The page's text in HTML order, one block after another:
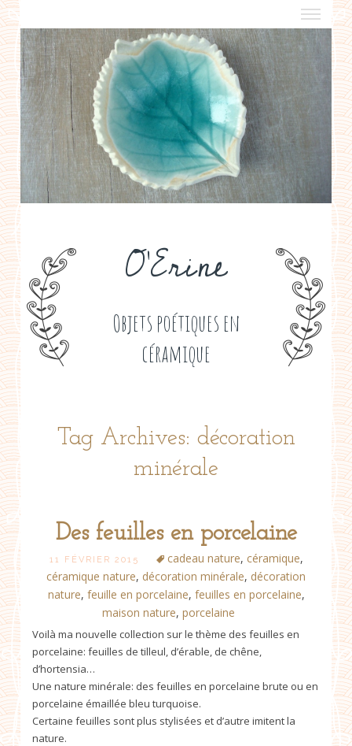
O'Erine
Objets poétiques en
céramique
a propos
boutiques de créateurs
contact
politique de confidentialité
Tag Archives: décoration
minérale
Des feuilles en porcelaine
11 FÉVRIER 2015 cadeau nature, céramique,
céramique nature, décoration minérale, décoration
nature, feuille en porcelaine, feuilles en porcelaine,
maison nature, porcelaine
Voilà ma nouvelle collection sur le thème des feuilles en
porcelaine: feuilles de tilleul, d’érable, de chêne,
d’hortensia…
Une nature minérale: des feuilles en porcelaine brute ou en
porcelaine émaillée bleu turquoise.
Certaine feuilles sont plus stylisées et d’autre imitent la
nature.